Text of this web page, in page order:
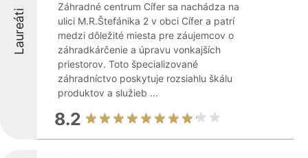
Laureáti
Záhradné centrum Cífer sa nachádza na
ulici M.R.Štefánika 2 v obci Cífer a patrí
medzi dôležité miesta pre záujemcov o
záhradkárčenie a úpravu vonkajších
priestorov. Toto špecializované
záhradníctvo poskytuje rozsiahlu škálu
produktov a služieb ...
8.2